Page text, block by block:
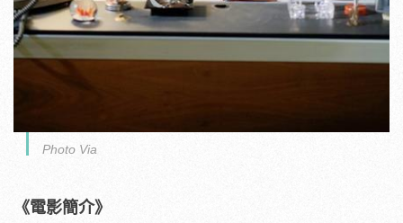
Photo Via
《電影簡介》